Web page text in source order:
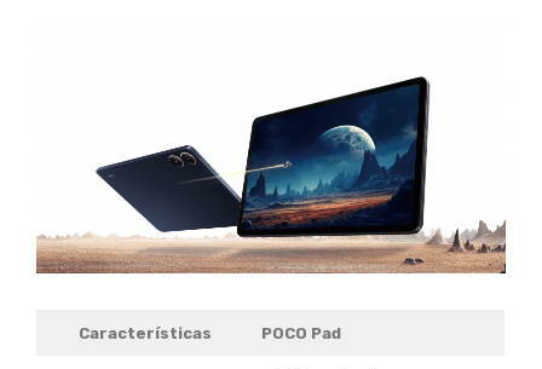
Características POCO Pad